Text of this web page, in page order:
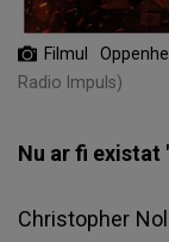
Filmul
Radio Impuls)
Nu ar fi existat
Christopher